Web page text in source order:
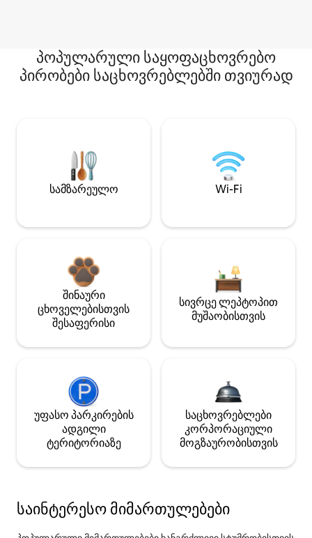
პოპულარული საყოფაცხოვრებო
პირობები საცხოვრებლებში თვიურად
სამზარეულო Wi-Fi
შინაური
ცხოველებისთვის
შესაფერისი
სივრცე ლეპტოპით
მუშაობისთვის
უფასო პარკირების
ადგილი
ტერიტორიაზე
საცხოვრებლები
კორპორაციული
მოგზაურობისთვის
საინტერესო მიმართულებები